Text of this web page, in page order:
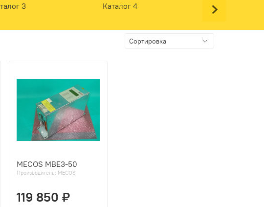
3 Каталог 4 Каталог 5
MECOS MBE3-50
Производитель: MECOS
119 850 ₽